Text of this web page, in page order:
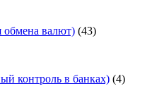
обмена валют) (43)
контроль в банках) (4)